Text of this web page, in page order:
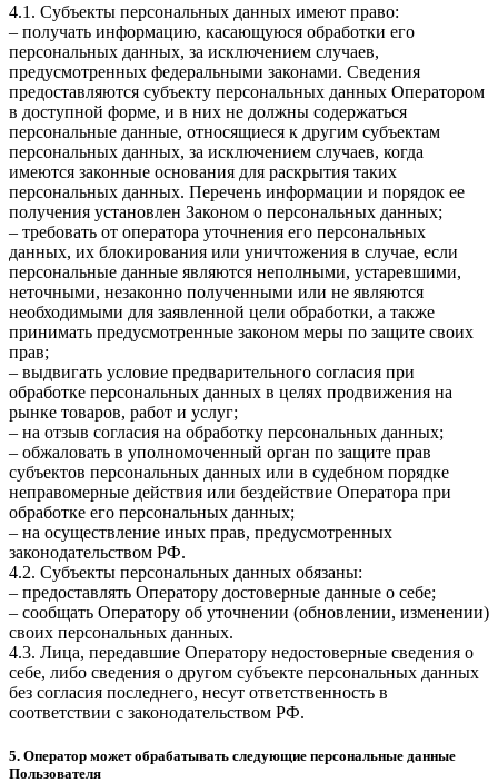
4.1. Субъекты персональных данных имеют право:
– получать информацию, касающуюся обработки его
персональных данных, за исключением случаев,
предусмотренных федеральными законами. Сведения
предоставляются субъекту персональных данных Оператором
в доступной форме, и в них не должны содержаться
персональные данные, относящиеся к другим субъектам
персональных данных, за исключением случаев, когда
имеются законные основания для раскрытия таких
персональных данных. Перечень информации и порядок ее
получения установлен Законом о персональных данных;
– требовать от оператора уточнения его персональных
данных, их блокирования или уничтожения в случае, если
персональные данные являются неполными, устаревшими,
неточными, незаконно полученными или не являются
необходимыми для заявленной цели обработки, а также
принимать предусмотренные законом меры по защите своих
прав;
– выдвигать условие предварительного согласия при
обработке персональных данных в целях продвижения на
рынке товаров, работ и услуг;
– на отзыв согласия на обработку персональных данных;
– обжаловать в уполномоченный орган по защите прав
субъектов персональных данных или в судебном порядке
неправомерные действия или бездействие Оператора при
обработке его персональных данных;
– на осуществление иных прав, предусмотренных
законодательством РФ.
4.2. Субъекты персональных данных обязаны:
– предоставлять Оператору достоверные данные о себе;
– сообщать Оператору об уточнении (обновлении, изменении)
своих персональных данных.
4.3. Лица, передавшие Оператору недостоверные сведения о
себе, либо сведения о другом субъекте персональных данных
без согласия последнего, несут ответственность в
соответствии с законодательством РФ.
5. Оператор может обрабатывать следующие персональные данные
Пользователя